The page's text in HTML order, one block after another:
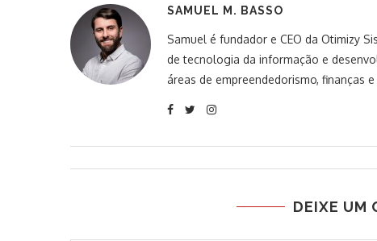
SAMUEL M. BASSO
Samuel é fundador e CEO da Otimizy
de tecnologia da informação e
áreas de empreendedorismo, finanças
DEIXE UM